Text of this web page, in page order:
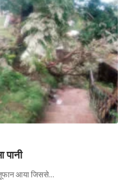
पानी
तूफान आया जिससे…